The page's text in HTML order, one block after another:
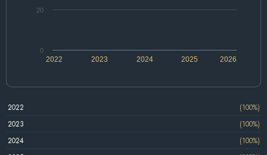
2022 2024 2026
2023 2025
0
20
2022
(100%)
2023
(100%)
2024
(100%)